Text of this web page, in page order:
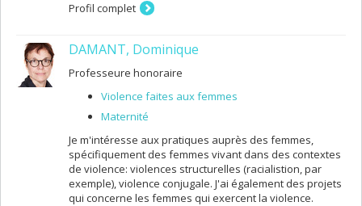
Profil complet
DAMANT, Dominique
Professeure honoraire
Violence faites aux femmes
Maternité
Je m'intéresse aux pratiques auprès des femmes,
spécifiquement des femmes vivant dans des contextes
de violence: violences structurelles (racialistion, par
exemple), violence conjugale. J'ai également des projets
qui concerne les femmes qui exercent la violence.